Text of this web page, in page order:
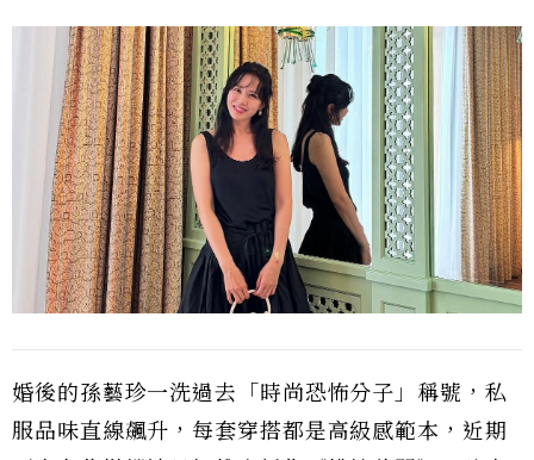
婚後的孫藝珍一洗過去「時尚恐怖分子」稱號，私
服品味直線飆升，每套穿搭都是高級感範本，近期